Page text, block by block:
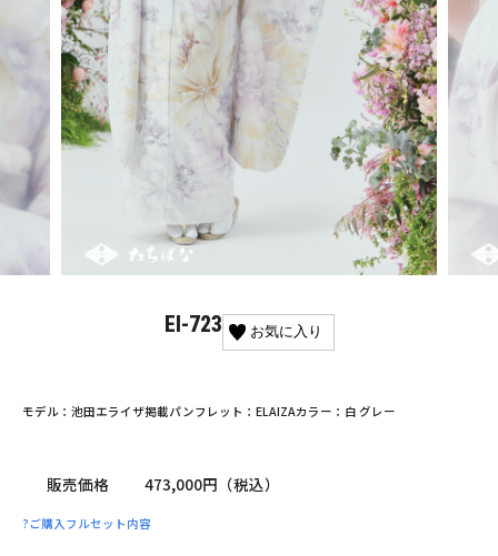
El-723 お気に入り
モデル：池田エライザ掲載パンフレット：ELAIZAカラー：白 グレー
販売価格 473,000円（税込）
? ご購入フルセット内容